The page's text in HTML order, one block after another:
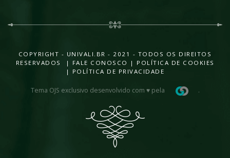
COPYRIGHT - UNIVALI.BR - 2021 - TODOS OS DIREITOS
RESERVADOS |
FALE CONOSCO | POLÍTICA DE COOKIES
| POLÍTICA DE PRIVACIDADE
Tema OJS exclusivo desenvolvido com ♥ pela .